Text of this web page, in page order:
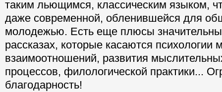
таким льющимся, классическим языком,
даже современной, обленившейся для
молодежью. Есть еще плюсы
рассказах, которые касаются психологии
взаимоотношений, развития
процессов, филологической практики...
благодарность!